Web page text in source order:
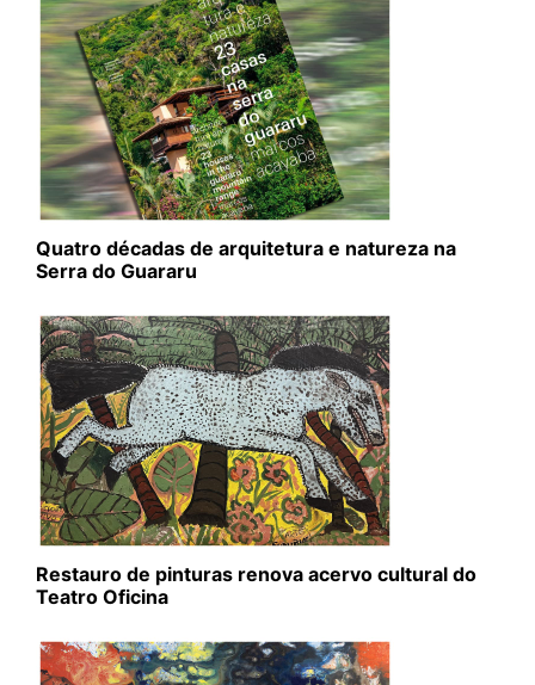
Quatro décadas de arquitetura e natureza na
Serra do Guararu
Restauro de pinturas renova acervo cultural do
Teatro Oficina